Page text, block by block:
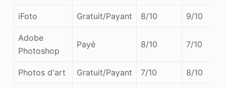
iFoto Gratuit/Payant 8/10 9/10
Adobe
Photoshop
Payé 8/10 7/10
Photos d'art Gratuit/Payant 7/10 8/10